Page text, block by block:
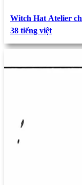
Witch Hat Atelier
38 tiếng việt